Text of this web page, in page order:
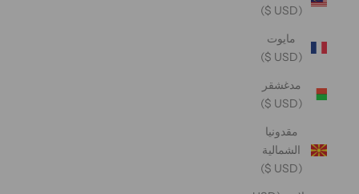
(USD $)
مايوت
(USD $)
مدغشقر
(USD $)
مقدونيا
الشمالية
(USD $)